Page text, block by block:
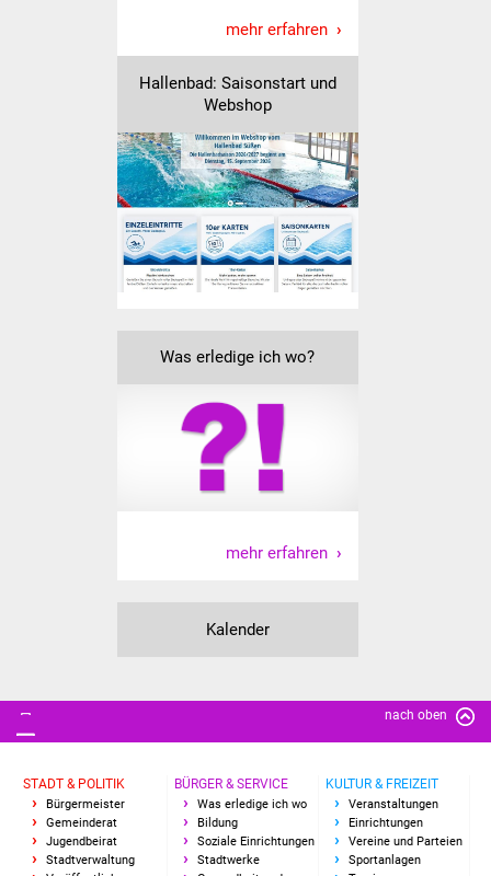
Wohnen
Bauen in Süßen
Wohnimmobilien +
Baugrundstücke
Wirtschaft
Haushalt & Infos
Gewerbeimmobilien
Ausschreibungen
Ausschreibung
Ausschreibung
Ausschreibung
Gewerbeverzeichnis
Gewerbe - Selbsteintrag
mehr erfahren
Hallenbad: Saisonstart und
Webshop
Was erledige ich wo?
mehr erfahren
Kalender
nach oben
STADT & POLITIK
Bürgermeister
Gemeinderat
Jugendbeirat
Stadtverwaltung
BÜRGER & SERVICE
Was erledige ich wo
Bildung
Soziale Einrichtungen
Stadtwerke
KULTUR & FREIZEIT
Veranstaltungen
Einrichtungen
Vereine und Parteien
Sportanlagen